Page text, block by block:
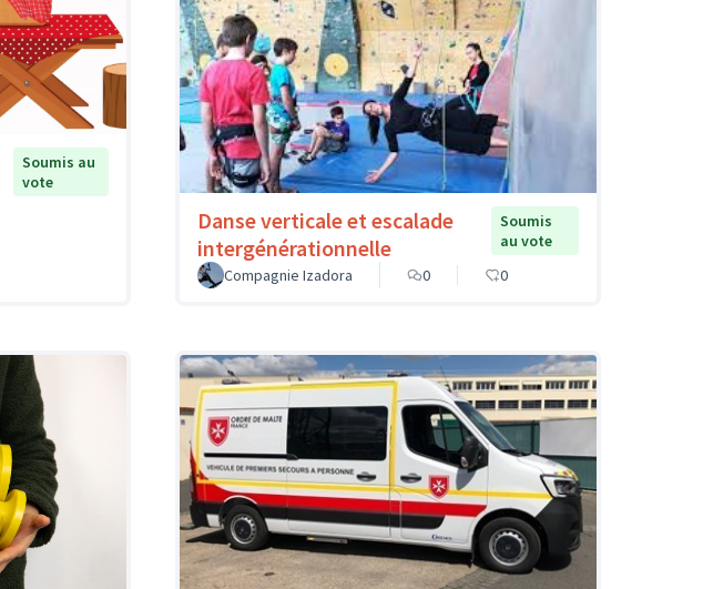
Soumis au
vote
Danse verticale et escalade
intergénérationnelle
Soumis
au vote
Compagnie Izadora
0 0